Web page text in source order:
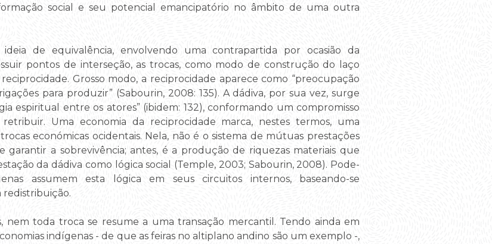
social e seu potencial emancipatório no âmbito de uma outra
de equivalência, envolvendo uma contrapartida por ocasião da
pontos de interseção, as trocas, como modo de construção do laço
Grosso modo, a reciprocidade aparece como “preocupação
para produzir” (Sabourin, 2008: 135). A dádiva, por sua vez, surge
espiritual entre os atores” (ibidem: 132), conformando um compromisso
Uma economia da reciprocidade marca, nestes termos, uma
económicas ocidentais. Nela, não é o sistema de mútuas prestações
garantir a sobrevivência; antes, é a produção de riquezas materiais que
da dádiva como lógica social (Temple, 2003; Sabourin, 2008). Pode-
assumem esta lógica em seus circuitos internos, baseando-se
nem toda troca se resume a uma transação mercantil. Tendo ainda em
indígenas - de que as feiras no altiplano andino são um exemplo -,